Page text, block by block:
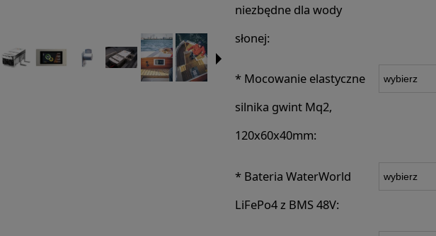
niezbędne dla wody
słonej:
*Mocowanie elastyczne
silnika gwint Mq2,
120x60x40mm:
*Bateria WaterWorld
LiFePo4 z BMS 48V: